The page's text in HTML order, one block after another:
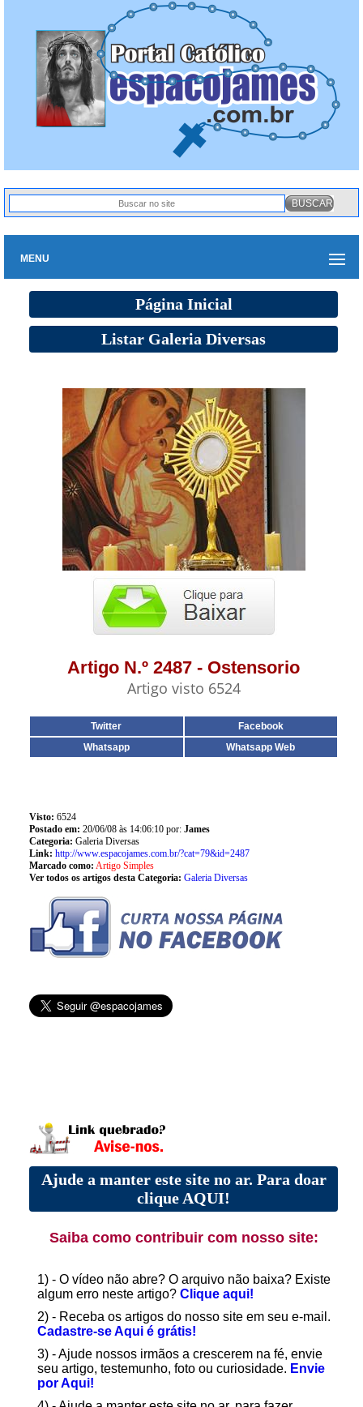
MENU
Página Inicial
Listar Galeria Diversas
Artigo N.º 2487 - Ostensorio
Artigo visto 6524
Twitter
Facebook
Whatsapp
Whatsapp Web
Visto: 6524
Postado em: 20/06/08 às 14:06:10 por: James
Categoria: Galeria Diversas
Link: http://www.espacojames.com.br/?cat=79&id=2487
Marcado como: Artigo Simples
Ver todos os artigos desta Categoria: Galeria Diversas
Ajude a manter este site no ar. Para doar
clique AQUI!
Saiba como contribuir com nosso site:
1) - O vídeo não abre? O arquivo não baixa? Existe
algum erro neste artigo? Clique aqui!
2) - Receba os artigos do nosso site em seu e-mail.
Cadastre-se Aqui é grátis!
3) - Ajude nossos irmãos a crescerem na fé, envie
seu artigo, testemunho, foto ou curiosidade. Envie
por Aqui!